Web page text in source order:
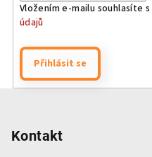
Vložením e-mailu souhlasíte s
údajů
Přihlásit se
Kontakt